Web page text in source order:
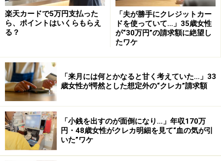
個人情報流出のカラクリ！
ところで、企業からの個人情報の流出の８割は、内部の
犯行だそうです。なかでも多いのは派遣されているＩＴ
企業社員が契約終了とともに土産代わりに個人情報を持
ち出してお金に換えるというものです。
楽天カードで5万円支払った
ら、ポイントはいくらもらえ
る？
「夫が勝手にクレジットカー
ドを使っていて…」35歳女性
が“30万円”の請求額に絶望し
たワケ
「来月には何とかなると甘く考えていた…」33
歳女性が愕然とした想定外の“クレカ”請求額
「小銭を出すのが面倒になり…」年収170万
円・48歳女性がクレカ明細を見て“血の気が引
いた”ワケ